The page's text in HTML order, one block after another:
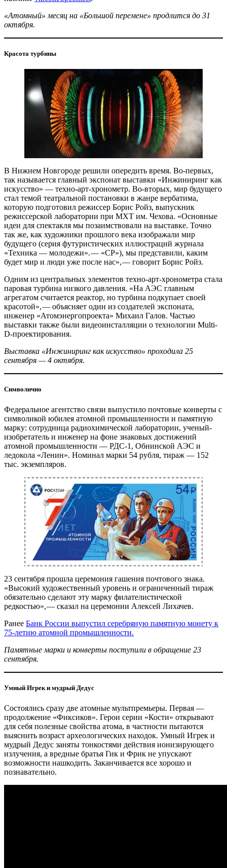
«Атомный» месяц на «Большой перемене» продлится до 31
октября.
Красота турбины
В Нижнем Новгороде решили опередить время. Во-первых,
так называется главный экспонат выставки «Инжиниринг как
искусство» — ​техно-арт-хронометр. Во-вторых, мир будущего
стал темой театральной постановки в жанре вербатима,
которую подготовил режиссер Борис Ройз, выпускник
режиссерской лаборатории при МХТ им. Чехова. «Основные
идеи для спектакля мы позаимствовали на выставке. Точно
так же, как художники прошлого века изображали мир
будущего (серия футуристических иллюстраций журнала
«Техника — ​молодежи». — «СР»), мы представили, каким
будет мир и люди уже после нас», — ​говорит Борис Ройз.
Одним из центральных элементов техно-арт-хронометра стала
паровая турбина низкого давления. «На АЭС главным
агрегатом считается реактор, но турбина подкупает своей
красотой», — ​объясняет один из создателей экспоната,
инженер «Атомэнергопроекта» Михаил Галов. Частью
выставки также были видеоинсталляции о технологии Multi-
D-проектирования.
Выставка «Инжиниринг как искусство» проходила 25
сентября — ​4 октября.
Символично
Федеральное агентство связи выпустило почтовые конверты с
символикой юбилея атомной промышленности и памятную
марку: сотрудница радиохимической лаборатории, ученый-
изобретатель и инженер на фоне знаковых достижений
атомной промышленности — ​РДС‑1, Обнинской АЭС и
ледокола «Ленин». Номинал марки 54 рубля, тираж — ​152
тыс. экземпляров.
23 сентября прошла церемония гашения почтового знака.
«Высокий художественный уровень и ограниченный тираж
обязательно сделают эту марку филателистической
редкостью», — ​сказал на церемонии Алексей Лихачев.
Ранее Банк России выпустил серебряную памятную монету к
75-летию атомной промышленности.
Памятные марки и конверты поступили в обращение 23
сентября.
Умный Игрек и мудрый Дедус
Состоялись сразу две атомные мультпремьеры. Первая — ​
продолжение «Фиксиков». Герои серии «Кости» открывают
для себя полезные свойства атома, в частности пытаются
выяснить возраст археологических находок. Умный Игрек и
мудрый Дедус заняты тонкостями действия ионизирующего
излучения, а вредные братья Гик и Фрик не упускают
возможности нашкодить. Заканчивается все хорошо и
познавательно.